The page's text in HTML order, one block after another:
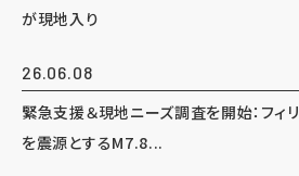
が現地入り
26.06.08
緊急支援＆現地ニーズ調査を開始：フィ
を震源とするM7.8...